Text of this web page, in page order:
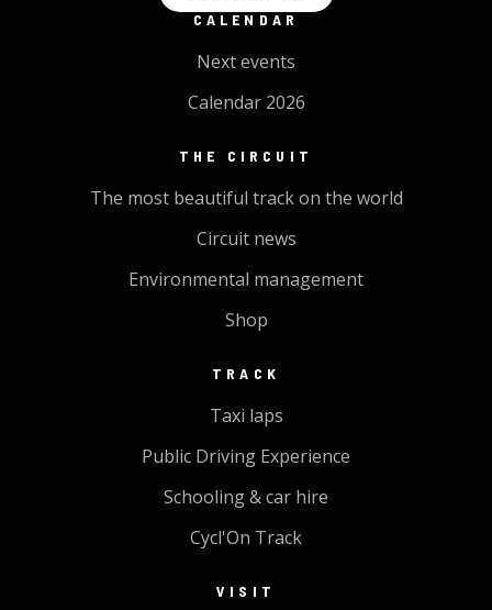
CALENDAR
Next events
Calendar 2026
THE CIRCUIT
The most beautiful track on the world
Circuit news
Environmental management
Shop
TRACK
Taxi laps
Public Driving Experience
Schooling & car hire
Cycl'On Track
VISIT